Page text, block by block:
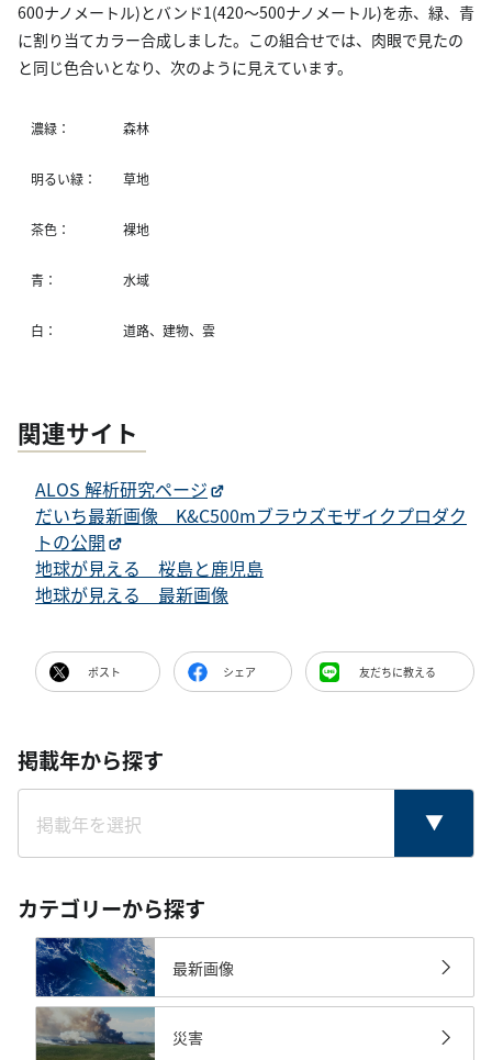
600ナノメートル)とバンド1(420〜500ナノメートル)を赤、緑、青
に割り当てカラー合成しました。この組合せでは、肉眼で見たの
と同じ色合いとなり、次のように見えています。
濃緑： 森林
明るい緑： 草地
茶色： 裸地
青： 水域
白： 道路、建物、雲
関連サイト
ALOS 解析研究ページ
だいち最新画像 K&C500mブラウズモザイクプロダク
トの公開
地球が見える 桜島と鹿児島
地球が見える 最新画像
ポスト シェア 友だちに教える
掲載年から探す
カテゴリーから探す
最新画像
災害